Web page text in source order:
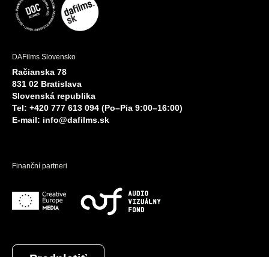
DAFilms Slovensko
Račianska 78
831 02 Bratislava
Slovenská republika
Tel: +420 777 613 094 (Po–Pia 9:00–16:00)
E-mail: info@dafilms.sk
Finanční partneri